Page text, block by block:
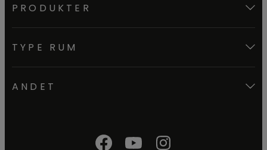
PRODUKTER
TYPE RUM
ANDET